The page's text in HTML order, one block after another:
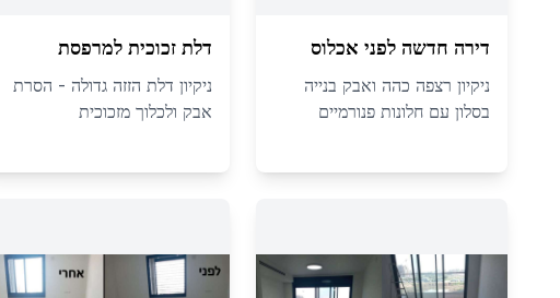
דירה חדשה לפני אכלוס
ניקיון רצפה כהה ואבק בנייה
בסלון עם חלונות פנורמיים
דלת זכוכית למרפסת
ניקיון דלת הזזה גדולה - הסרת
אבק ולכלוך מזכוכית